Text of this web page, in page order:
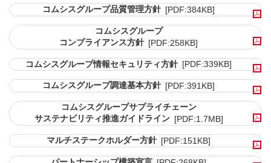
コムシスグループ品質管理方針 [PDF:384KB]
コムシスグループ
コンプライアンス方針 [PDF:258KB]
コムシスグループ情報セキュリティ方針 [PDF:339KB]
コムシスグループ調達基本方針 [PDF:391KB]
コムシスグループサプライチェーン
サステナビリティ推進ガイドライン [PDF:1.7MB]
マルチステークホルダー方針 [PDF:151KB]